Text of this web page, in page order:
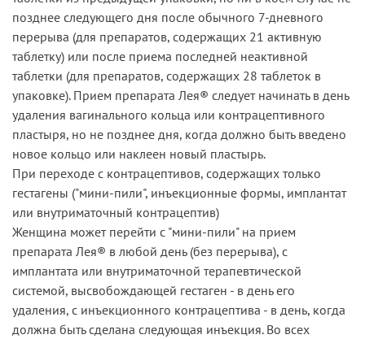
позднее следующего дня после обычного 7-дневного
перерыва (для препаратов, содержащих 21 активную
таблетку) или после приема последней неактивной
таблетки (для препаратов, содержащих 28 таблеток в
упаковке). Прием препарата Лея® следует начинать в день
удаления вагинального кольца или контрацептивного
пластыря, но не позднее дня, когда должно быть введено
новое кольцо или наклеен новый пластырь.
При переходе с контрацептивов, содержащих только
гестагены ("мини-пили", инъекционные формы, имплантат
или внутриматочный контрацептив)
Женщина может перейти с "мини-пили" на прием
препарата Лея® в любой день (без перерыва), с
имплантата или внутриматочной терапевтической
системой, высвобождающей гестаген - в день его
удаления, с инъекционного контрацептива - в день, когда
должна быть сделана следующая инъекция. Во всех